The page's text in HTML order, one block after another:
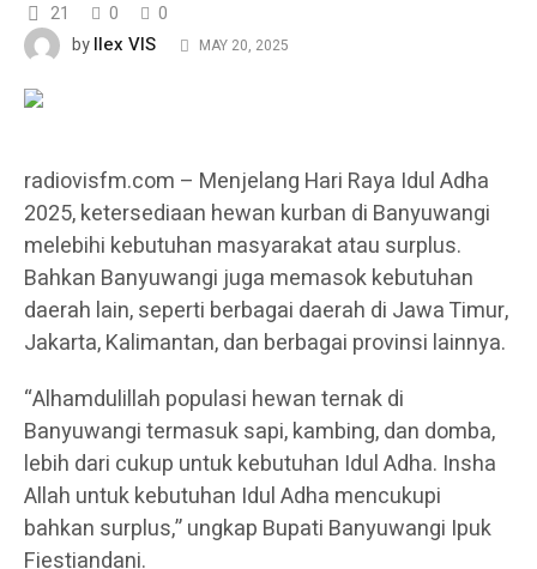
21 0
0
byIlex VIS MAY 20, 2025
radiovisfm.com – Menjelang Hari Raya Idul Adha
2025, ketersediaan hewan kurban di Banyuwangi
melebihi kebutuhan masyarakat atau surplus.
Bahkan Banyuwangi juga memasok kebutuhan
daerah lain, seperti berbagai daerah di Jawa Timur,
Jakarta, Kalimantan, dan berbagai provinsi lainnya.
“Alhamdulillah populasi hewan ternak di
Banyuwangi termasuk sapi, kambing, dan domba,
lebih dari cukup untuk kebutuhan Idul Adha. Insha
Allah untuk kebutuhan Idul Adha mencukupi
bahkan surplus,” ungkap Bupati Banyuwangi Ipuk
Fiestiandani.